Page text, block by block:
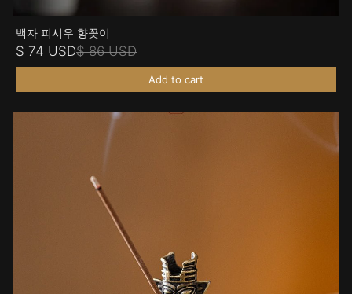
백자 피시우 향꽂이
$ 74 USD$ 86 USD
Add to cart